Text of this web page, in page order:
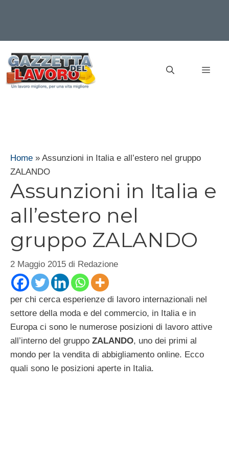
contenuto
Home » Assunzioni in Italia e all’estero nel gruppo
ZALANDO
Assunzioni in Italia e
all’estero nel
gruppo ZALANDO
2 Maggio 2015 di Redazione
per chi cerca esperienze di lavoro internazionali nel
settore della moda e del commercio, in Italia e in
Europa ci sono le numerose posizioni di lavoro attive
all’interno del gruppo ZALANDO, uno dei primi al
mondo per la vendita di abbigliamento online. Ecco
quali sono le posizioni aperte in Italia.